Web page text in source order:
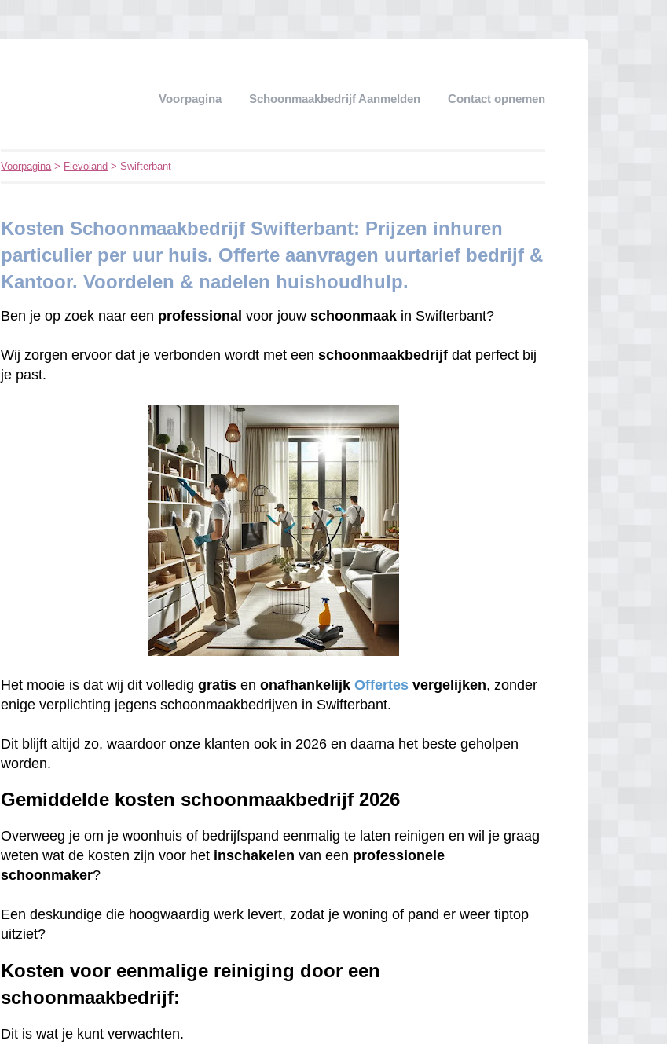
Voorpagina Schoonmaakbedrijf Aanmelden Contact opnemen
Voorpagina> Flevoland > Swifterbant
Kosten Schoonmaakbedrijf Swifterbant: Prijzen inhuren
particulier per uur huis. Offerte aanvragen uurtarief bedrijf &
Kantoor. Voordelen & nadelen huishoudhulp.
Ben je op zoek naar een professional voor jouwschoonmaak in Swifterbant?
Wij zorgen ervoor dat je verbonden wordt met eenschoonmaakbedrijf dat perfect bij
je past.
Het mooie is dat wij dit vollediggratis enonafhankelijkOffertes vergelijken, zonder
enige verplichting jegens schoonmaakbedrijven in Swifterbant.
Dit blijft altijd zo, waardoor onze klanten ook in 2026 en daarna het beste geholpen
worden.
Gemiddelde kosten schoonmaakbedrijf 2026
Overweeg je om je woonhuis of bedrijfspand eenmalig te laten reinigen en wil je graag
weten wat de kosten zijn voor het inschakelen van een professionele
schoonmaker?
Een deskundige die hoogwaardig werk levert, zodat je woning of pand er weer tiptop
uitziet?
Kosten voor eenmalige reiniging door een
schoonmaakbedrijf:
Dit is wat je kunt verwachten.